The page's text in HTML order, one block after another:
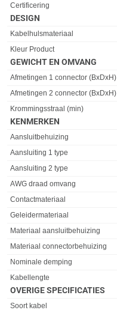
Eigenschap
Certificering
DESIGN
Eigenschap Waarde
Kabelhulsmateriaal
Kleur Product
GEWICHT EN OMVANG
Eigenschap Waarde
Afmetingen 1 connector (BxDxH)
Afmetingen 2 connector (BxDxH)
Krommingsstraal (min)
KENMERKEN
Eigenschap Waarde
Aansluitbehuizing
Aansluiting 1 type
Aansluiting 2 type
AWG draad omvang
Contactmateriaal
Geleidermateriaal
Materiaal aansluitbehuizing
Materiaal connectorbehuizing
Nominale demping
Kabellengte
OVERIGE SPECIFICATIES
Eigenschap
Soort kabel